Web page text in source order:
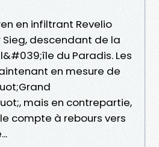
en infiltrant Revelio
descendant de la
du Paradis. Les
en mesure de
mais en contrepartie,
compte à rebours vers